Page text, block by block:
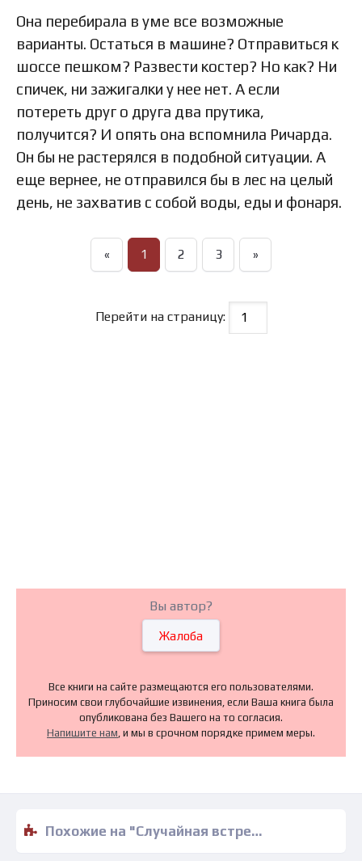
Она перебирала в уме все возможные
варианты. Остаться в машине? Отправиться к
шоссе пешком? Развести костер? Но как? Ни
спичек, ни зажигалки у нее нет. А если
потереть друг о друга два прутика,
получится? И опять она вспомнила Ричарда.
Он бы не растерялся в подобной ситуации. А
еще вернее, не отправился бы в лес на целый
день, не захватив с собой воды, еды и фонаря.
« 1 2 3 »
Перейти на страницу:
Вы автор?
Жалоба
Все книги на сайте размещаются его пользователями.
Приносим свои глубочайшие извинения, если Ваша книга была
опубликована без Вашего на то согласия.
Напишите нам, и мы в срочном порядке примем меры.
Похожие на "Случайная встреча - Лэнси Дэвис" книги читать бесплатно полные версии